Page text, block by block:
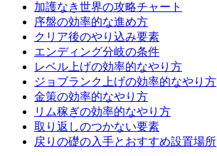
加護なき世界の攻略チャート
序盤の効率的な進め方
クリア後のやり込み要素
エンディング分岐の条件
レベル上げの効率的なやり方
ジョブランク上げの効率的なやり方
金策の効率的なやり方
リム稼ぎの効率的なやり方
取り返しのつかない要素
戻りの礎の入手とおすすめ設置場所